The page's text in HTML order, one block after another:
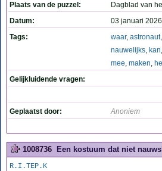
Plaats van de puzzel:
Dagblad van
Datum:
03 januari
Tags:
waar, astronaut,
nauwelijks, kan
mee, maken,
Gelijkluidende vragen:
Geplaatst door: Anoniem
1008736 Een kostuum dat niet
R.I.TEP.K